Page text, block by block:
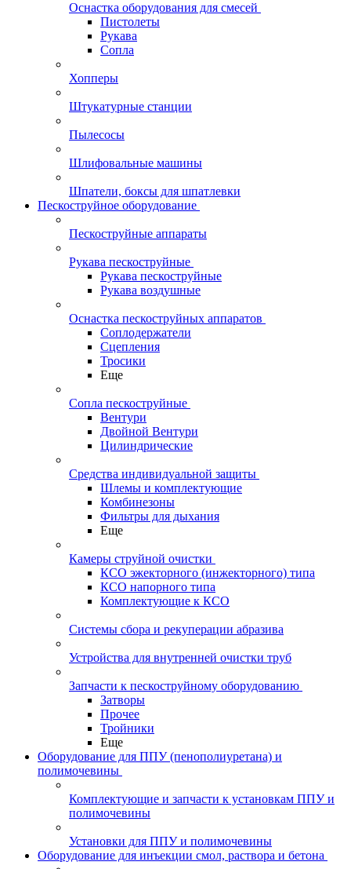
Оснастка оборудования для смесей
Пистолеты
Рукава
Сопла
Хопперы
Штукатурные станции
Пылесосы
Шлифовальные машины
Шпатели, боксы для шпатлевки
Пескоструйное оборудование
Пескоструйные аппараты
Рукава пескоструйные
Рукава пескоструйные
Рукава воздушные
Оснастка пескоструйных аппаратов
Соплодержатели
Сцепления
Тросики
Еще
Сопла пескоструйные
Вентури
Двойной Вентури
Цилиндрические
Средства индивидуальной защиты
Шлемы и комплектующие
Комбинезоны
Фильтры для дыхания
Еще
Камеры струйной очистки
КСО эжекторного (инжекторного) типа
КСО напорного типа
Комплектующие к КСО
Системы сбора и рекуперации абразива
Устройства для внутренней очистки труб
Запчасти к пескоструйному оборудованию
Затворы
Прочее
Тройники
Еще
Оборудование для ППУ (пенополиуретана) и
полимочевины
Комплектующие и запчасти к установкам ППУ и
полимочевины
Установки для ППУ и полимочевины
Оборудование для инъекции смол, раствора и бетона